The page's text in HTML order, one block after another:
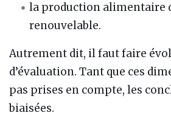
la production alimentaire
renouvelable.
Autrement dit, il faut faire
d’évaluation. Tant que ces
pas prises en compte, les
biaisées.